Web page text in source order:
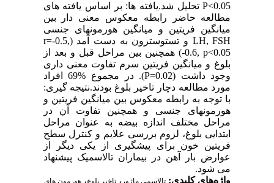
P<0.05 تحلیل شد.یافته ها: بر اساس یافته های
مطالعه حاضر رابطه معکوس معنی دار بین
میانگین فریتین و میانگین هورمونهای جنسی
LH, FSH و تستوسترون به دست آمد (r=-0.5,
-0.6, p<0.05) همچنین بین مراحل قبل و بعد از
بلوغ و میانگین فریتین سرم تفاوت معنی داری
وجود داشت (P=0.02). در مجموع %69 افراد
مورد مطالعه دچار تاخیر بلوغ بودند.نتیجه گیری:
با توجه به رابطه معکوس بین میانگین فریتین و
هورمونهای جنسی و همچنین تفاوت آن در
مراحل مختلف اندازه بیضه به عنوان مراحل
ابتدایی بلوغ، لزوم بررسی علایم و کنترل سطح
فریتین خون برای پیشگیری از یکی دیگر از
عوارض بار آهن در بیماران تالاسمیک پیشنهاد
می شود.
واژه‌های کلیدی: تالاسمی ماژور ، تاخیر بلوغ، هورمون های